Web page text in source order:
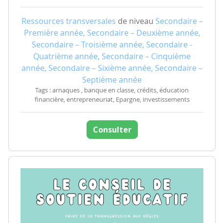
Ressources transversales de niveau Secondaire –
Première année, Secondaire – Deuxième année,
Secondaire – Troisième année, Secondaire -
Quatrième année, Secondaire – Cinquième
année, Secondaire – Sixième année, Secondaire –
Septième année
Tags : arnaques , banque en classe, crédits, éducation
financière, entrepreneuriat, Epargne, investissements
Consulter